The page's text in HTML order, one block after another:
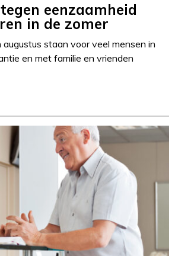
eenzaamheid
in de zomer
augustus staan voor veel mensen in
en met familie en vrienden